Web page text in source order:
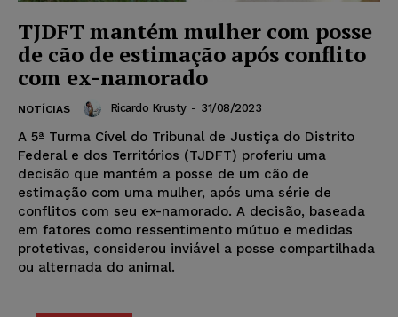
TJDFT mantém mulher com posse
de cão de estimação após conflito
com ex-namorado
NOTÍCIAS Ricardo Krusty - 31/08/2023
A 5ª Turma Cível do Tribunal de Justiça do Distrito
Federal e dos Territórios (TJDFT) proferiu uma
decisão que mantém a posse de um cão de
estimação com uma mulher, após uma série de
conflitos com seu ex-namorado. A decisão, baseada
em fatores como ressentimento mútuo e medidas
protetivas, considerou inviável a posse compartilhada
ou alternada do animal.